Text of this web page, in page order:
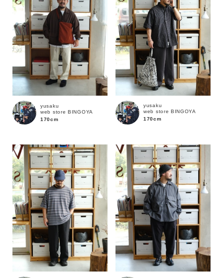
yusaku
web store BINGOYA
170cm
yusaku
web store BINGOYA
170cm